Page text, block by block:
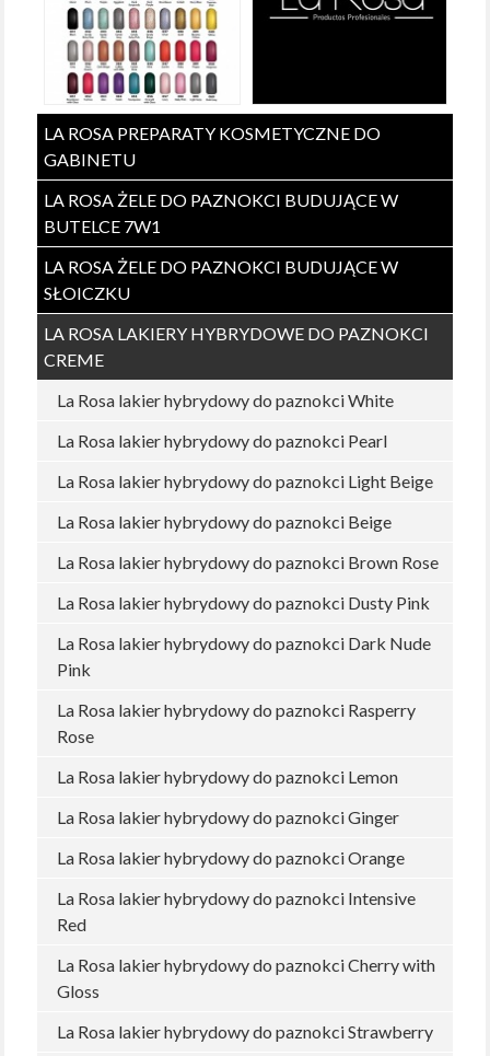
LA ROSA PREPARATY KOSMETYCZNE DO
GABINETU
LA ROSA ŻELE DO PAZNOKCI BUDUJĄCE W
BUTELCE 7W1
LA ROSA ŻELE DO PAZNOKCI BUDUJĄCE W
SŁOICZKU
LA ROSA LAKIERY HYBRYDOWE DO PAZNOKCI
CREME
La Rosa lakier hybrydowy do paznokci White
La Rosa lakier hybrydowy do paznokci Pearl
La Rosa lakier hybrydowy do paznokci Light Beige
La Rosa lakier hybrydowy do paznokci Beige
La Rosa lakier hybrydowy do paznokci Brown Rose
La Rosa lakier hybrydowy do paznokci Dusty Pink
La Rosa lakier hybrydowy do paznokci Dark Nude
Pink
La Rosa lakier hybrydowy do paznokci Rasperry
Rose
La Rosa lakier hybrydowy do paznokci Lemon
La Rosa lakier hybrydowy do paznokci Ginger
La Rosa lakier hybrydowy do paznokci Orange
La Rosa lakier hybrydowy do paznokci Intensive
Red
La Rosa lakier hybrydowy do paznokci Cherry with
Gloss
La Rosa lakier hybrydowy do paznokci Strawberry